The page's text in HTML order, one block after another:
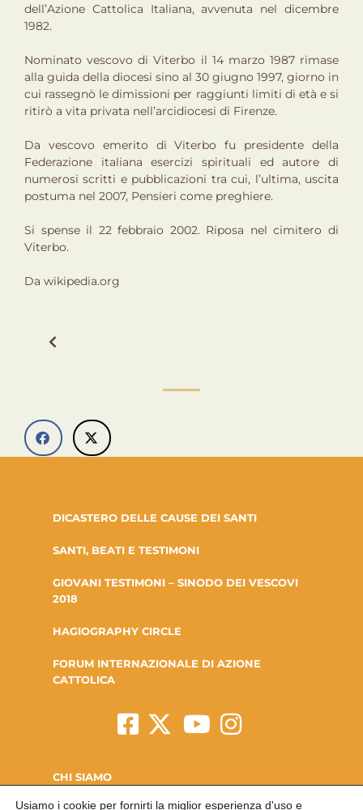
dell’Azione Cattolica Italiana, avvenuta nel dicembre
1982.
Nominato vescovo di Viterbo il 14 marzo 1987 rimase
alla guida della diocesi sino al 30 giugno 1997, giorno in
cui rassegnò le dimissioni per raggiunti limiti di età e si
ritirò a vita privata nell’arcidiocesi di Firenze.
Da vescovo emerito di Viterbo fu presidente della
Federazione italiana esercizi spirituali ed autore di
numerosi scritti e pubblicazioni tra cui, l’ultima, uscita
postuma nel 2007, Pensieri come preghiere.
Si spense il 22 febbraio 2002. Riposa nel cimitero di
Viterbo.
Da wikipedia.org
DICASTERO DELLE CAUSE DEI SANTI
SANTI, BEATI E TESTIMONI
GIOVANI TESTIMONI – SINODO DEI VESCOVI
2018
HAGIOGRAPHY CIRCLE
FORUM INTERNAZIONALE DI AZIONE
CATTOLICA
CHI SIAMO
Usiamo i cookie per fornirti la miglior esperienza d'uso e